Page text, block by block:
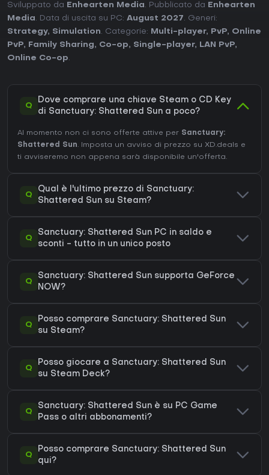
Sviluppato da
Enhearten Media. Pubblicato da
Enhearten
Media. Data di uscita su PC: August 2027. Generi:
Strategy, Simulation. Categorie: Multi-player, PvP, Online
PvP, Family Sharing, Co-op, Single-player, LAN PvP,
Online Co-op.
Q
Dove comprare una chiave Steam o CD Key
di Sanctuary: Shattered Sun a poco?
Al momento non ci sono offerte attive per Sanctuary:
Shattered Sun. Imposta un avviso di prezzo su XD.deals e
ti avviseremo non appena sarà disponibile un'offerta.
Q
Qual è l'ultimo prezzo di Sanctuary:
Shattered Sun su Steam?
Q
Sanctuary: Shattered Sun PC in saldo e
sconti - tutto in un unico posto
Q
Sanctuary: Shattered Sun supporta GeForce
NOW?
Q
Posso comprare Sanctuary: Shattered Sun
su Steam?
Q
Posso giocare a Sanctuary: Shattered Sun
su Steam Deck?
Q
Sanctuary: Shattered Sun è su PC Game
Pass o altri abbonamenti?
Q
Posso comprare Sanctuary: Shattered Sun
qui?